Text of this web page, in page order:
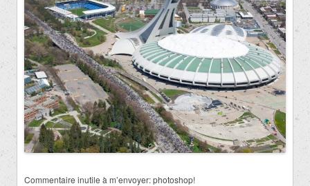
Commentaire inutile à m’envoyer: photoshop!